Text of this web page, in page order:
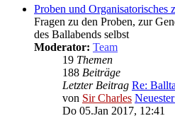
Proben und Organisatorisches
Fragen zu den Proben, zur
des Ballabends selbst
Moderator: Team
19 Themen
188 Beiträge
Letzter Beitrag Re:
von Sir Charles
Do 05.Jan 2017, 12:41